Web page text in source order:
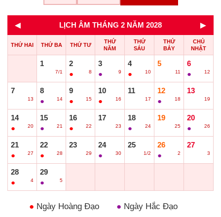
◄ LỊCH ÂM THÁNG 2 NĂM 2028 ►
THỨ HAI THỨ BA THỨ TƯ
THỨ
NĂM
THỨ
SÁU
THỨ
BẢY
CHỦ
NHẬT
1
7/1
2
●
8
3
●
9
4
●
10
5
11
6
●
12
7
13
8
●
14
9
●
15
10
●
16
11
17
12
●
18
13
19
14
●
20
15
●
21
16
●
22
17
23
18
●
24
19
25
20
●
26
21
●
27
22
●
28
23
29
24
●
30
25
1/2
26
●
2
27
3
28
●
4
29
●
5
● Ngày Hoàng Đạo ● Ngày Hắc Đạo